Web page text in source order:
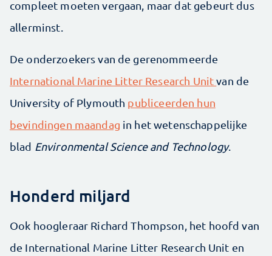
compleet moeten vergaan, maar dat gebeurt dus
allerminst.
De onderzoekers van de gerenommeerde
International Marine Litter Research Unitvan de
University of Plymouth publiceerden hun
bevindingen maandag in het wetenschappelijke
blad Environmental Science and Technology.
Honderd miljard
Ook hoogleraar Richard Thompson, het hoofd van
de International Marine Litter Research Unit en